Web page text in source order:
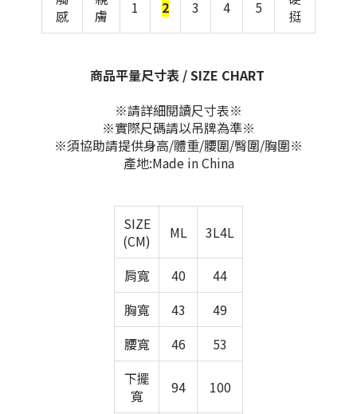
感
膚
1 2 3 4 5
挺
商品平量尺寸表 / SIZE CHART
※請詳細閱讀尺寸表※
※實際尺碼請以吊牌為準※
※須協助請提供身高/體重/腰圍/臀圍/胸圍※
產地:Made in China
SIZE
(CM)
ML 3L4L
肩寬 40
44
胸寬
43
49
腰寬
46
53
下擺
寬
94 100